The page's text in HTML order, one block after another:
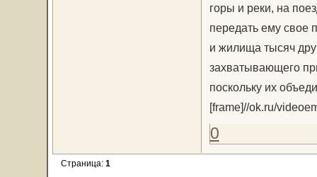
горы и реки, на
передать ему свое
и жилища тысяч
захватывающего
поскольку их
[frame]//ok.ru/
0
Страница: 1